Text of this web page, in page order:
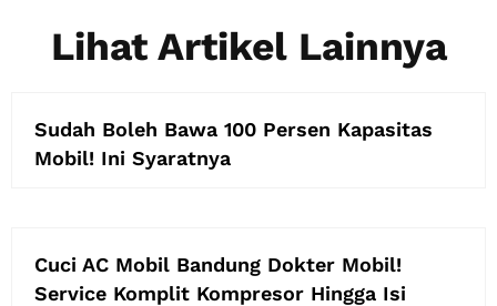
Lihat Artikel Lainnya
Sudah Boleh Bawa 100 Persen Kapasitas
Mobil! Ini Syaratnya
Cuci AC Mobil Bandung Dokter Mobil!
Service Komplit Kompresor Hingga Isi